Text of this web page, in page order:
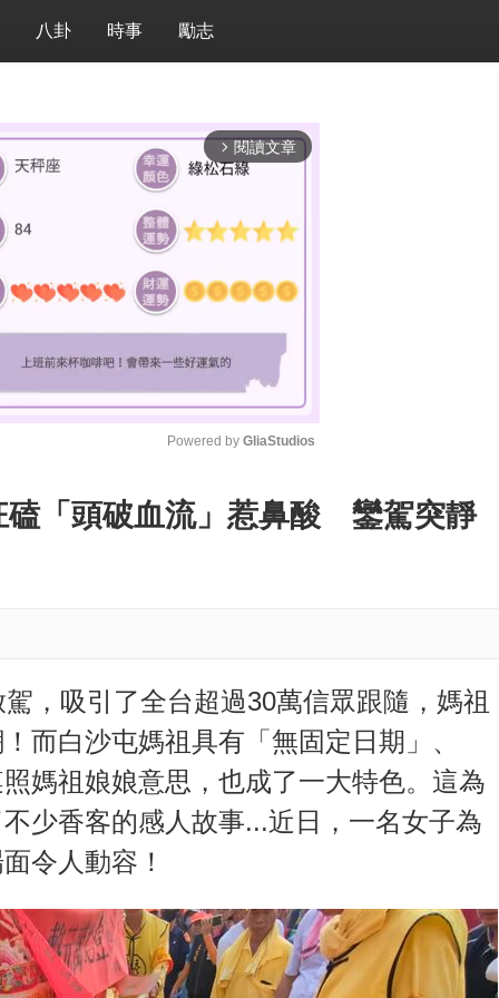
八卦 時事 勵志
arrow_forward_ios 閱讀文章
M
u
Powered by GliaStudios
磕「頭破血流」惹鼻酸 鑾駕突靜
，吸引了全台超過30萬信眾跟隨，媽祖
而白沙屯媽祖具有「無固定日期」、
媽祖娘娘意思，也成了一大特色。這為
少香客的感人故事...近日，一名女子為
令人動容！